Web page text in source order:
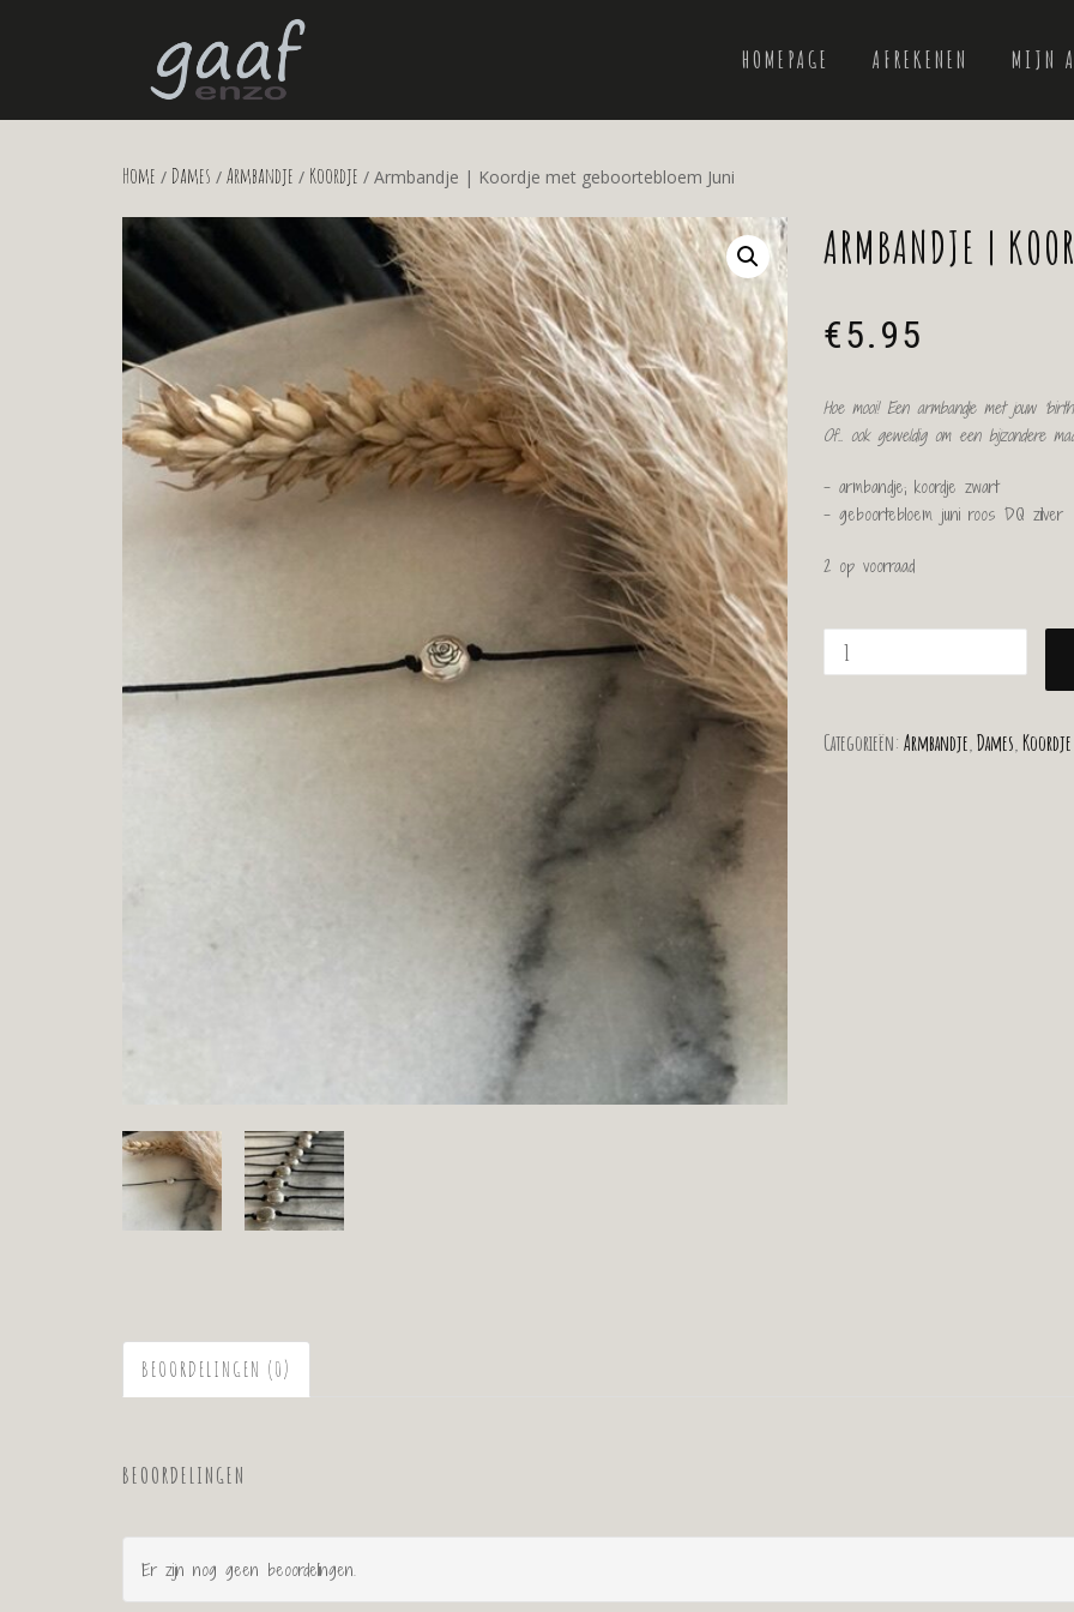
HOMEPAGE AFREKENEN MIJN
Home / Dames / Armbandje / Koordje / Armbandje | Koordje met geboortebloem Juni
ARMBANDJE |
€5.95
Hoe mooi! Een armbandje met jouw
Of.. ook geweldig om een bijzondere
– armbandje; koordje zwart
– geboortebloem juni roos DQ zilver
2 op voorraad
Categorieën: Armbandje Dames Koordje
BEOORDELINGEN (0)
BEOORDELINGEN
Er zijn nog geen beoordelingen.